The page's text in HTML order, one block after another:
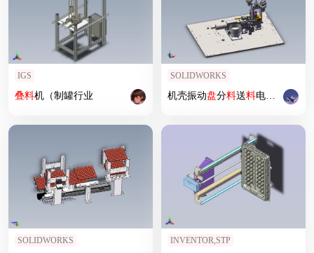
IGS
叠料机（制罐行业
SOLIDWORKS
机壳振动盘分料送料电焊及下料
SOLIDWORKS INVENTOR,STP